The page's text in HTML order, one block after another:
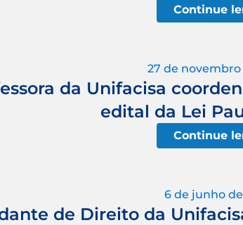
Continue
27 de novembro
da Unifacisa
edital da Lei
Continue
6 de junho
de Direito da